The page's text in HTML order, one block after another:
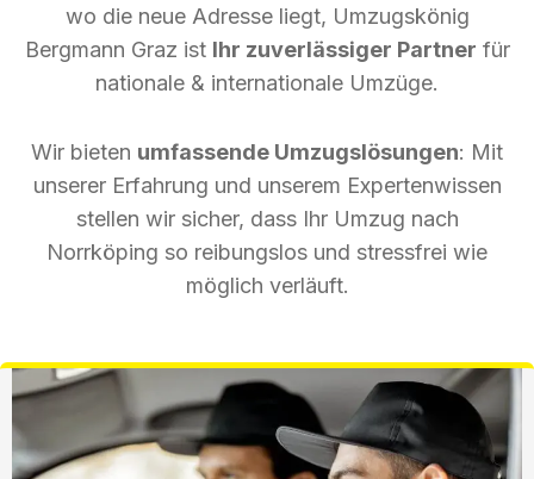
wo die neue Adresse liegt, Umzugskönig
Bergmann Graz ist Ihr zuverlässiger Partner für
nationale & internationale Umzüge.
Wir bieten umfassende Umzugslösungen: Mit
unserer Erfahrung und unserem Expertenwissen
stellen wir sicher, dass Ihr Umzug nach
Norrköping so reibungslos und stressfrei wie
möglich verläuft.